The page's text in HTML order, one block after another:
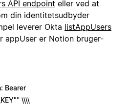
API endpoint eller ved at
din identitetsudbyder
leverer Okta listAppUsers
appUser er Notion bruger-
Bearer
\\\\